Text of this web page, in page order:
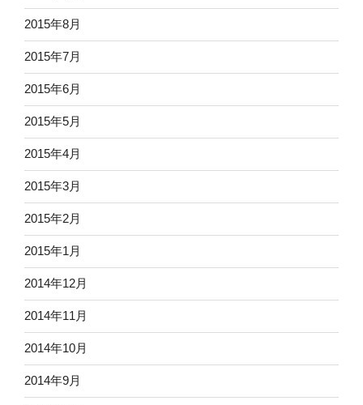
2015年8月
2015年7月
2015年6月
2015年5月
2015年4月
2015年3月
2015年2月
2015年1月
2014年12月
2014年11月
2014年10月
2014年9月